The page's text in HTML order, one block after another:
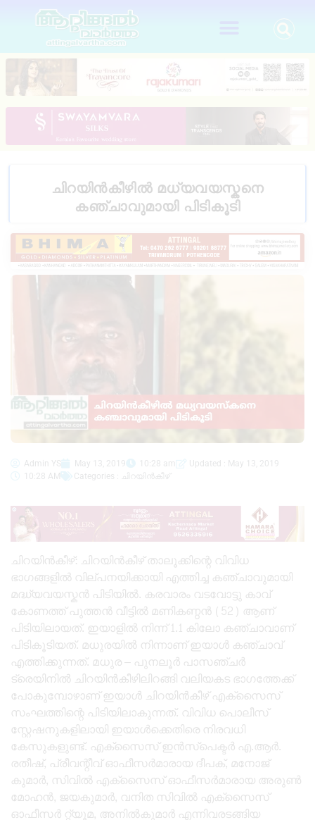
ചിറയിൻകീഴിൽ മധ്യവയസ്കനെ
കഞ്ചാവുമായി പിടികൂടി
Admin YS May 13, 2019 10:28 am
Updated : May 13, 2019
10:28 AM
Categories : ചിറയിൻകീഴ്
ചിറയിൻകീഴ്: ചിറയിൻകീഴ് താലൂക്കിന്റെ വിവിധ
ഭാഗങ്ങളിൽ വില്പനയിക്കായി എത്തിച്ച കഞ്ചാവുമായി
മദ്ധ്യവയസ്കൻ പിടിയിൽ. കരവാരം വടവോട്ടു കാവ്
കോണത്ത് പുത്തൻ വീട്ടിൽ മണികണ്ഠൻ (52) ആണ്
പിടിയിലായത്. ഇയാളിൽ നിന്ന് 1.1 കിലോ കഞ്ചാവാണ്
പിടികൂടിയത്. മധുരയിൽ നിന്നാണ് ഇയാൾ കഞ്ചാവ്
എത്തിക്കുന്നത്. മധുര – പുനലൂർ പാസഞ്ചർ
ട്രെയിനിൽ ചിറയിൻകീഴിലിറങ്ങി വലിയകട ഭാഗത്തേക്ക്
പോകുമ്പോഴാണ് ഇയാൾ ചിറയിൻകീഴ് എക്സൈസ്
സംഘത്തിന്റെ പിടിയിലാകുന്നത്. വിവിധ പൊലീസ്
സ്റ്റേഷനുകളിലായി ഇയാൾക്കെതിരെ നിരവധി
കേസുകളുണ്ട്. എക്സൈസ് ഇൻസ്പെക്ടർ എ.ആർ.
രതീഷ്, പ്രീവന്റീവ് ഓഫീസ‌ർമാരായ ദീപക്, മനോജ്
കുമാർ, സിവിൽ എക്സൈസ് ഓഫീസർമാരായ അരുൺ
മോഹൻ, ജയകുമാർ, വനിത സിവിൽ എക്സൈസ്
ഓഫീസർ റ്റ്യൂമ, അനിൽകുമാർ എന്നിവരടങ്ങിയ